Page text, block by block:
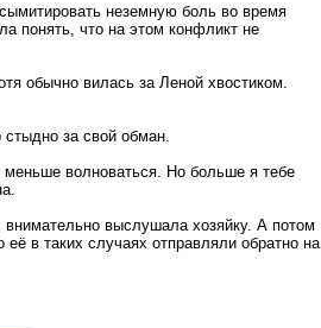
неземную боль во время
понять, что на этом конфликт не
обычно вилась за Леной хвостиком.
за свой обман.
волноваться. Но больше я тебе
внимательно выслушала хозяйку. А потом
в таких случаях отправляли обратно на